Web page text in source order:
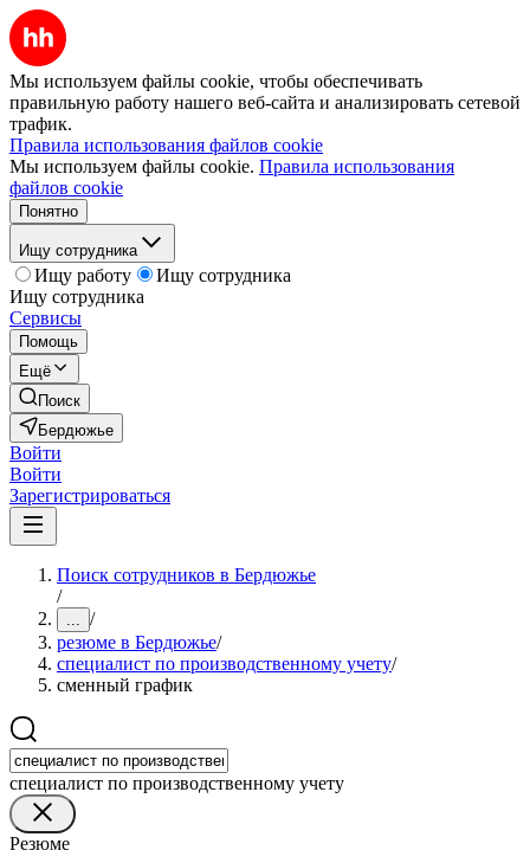
Мы используем файлы cookie, чтобы обеспечивать
правильную работу нашего веб-сайта и анализировать сетевой
трафик.
Правила использования файлов cookie
Мы используем файлы cookie. Правила использования
файлов cookie
Понятно
Ищу сотрудника
Ищу работу
Ищу сотрудника
Ищу сотрудника
Сервисы
Помощь
Ещё
Поиск
Бердюжье
Войти
Войти
Зарегистрироваться
Поиск сотрудников в Бердюжье
/
... /
резюме в Бердюжье/
специалист по производственному учету/
сменный график
специалист по производственному учету
Резюме